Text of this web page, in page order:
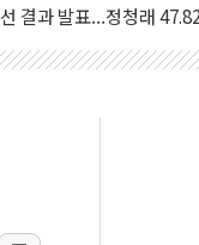
식사고 발생…작업자 1
단에 '철강 AI융합실증
에 누적 '1.48%p' 차 선
에 오중기 당선...합산득
경북 경선서 정청래에 승